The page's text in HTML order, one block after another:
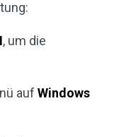
, um die
auf Windows